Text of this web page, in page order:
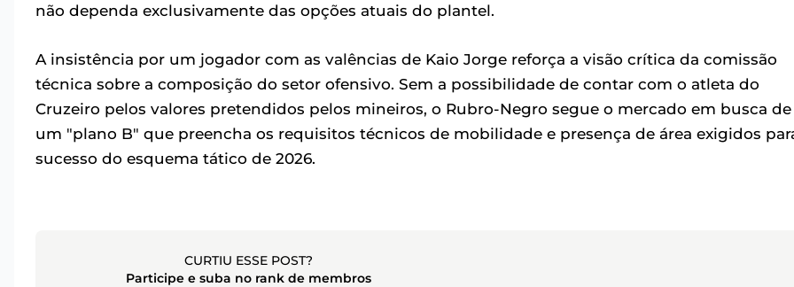
não dependa exclusivamente das opções atuais do plantel.
A insistência por um jogador com as valências de Kaio Jorge reforça a visão crítica da comissão
técnica sobre a composição do setor ofensivo. Sem a possibilidade de contar com o atleta do
Cruzeiro pelos valores pretendidos pelos mineiros, o Rubro-Negro segue o mercado em busca de
um "plano B" que preencha os requisitos técnicos de mobilidade e presença de área exigidos
sucesso do esquema tático de 2026.
CURTIU ESSE POST?
Participe e suba no rank de membros